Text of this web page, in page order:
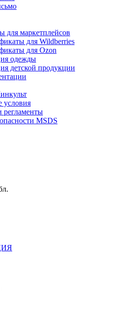
для маркетплейсов
для Wildberries
для Ozon
одежды
детской продукции
условия
регламенты
MSDS